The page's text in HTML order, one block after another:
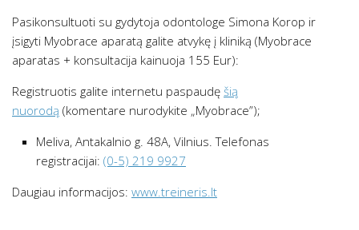
Pasikonsultuoti su gydytoja odontologe Simona Korop ir
įsigyti Myobrace aparatą galite atvykę į kliniką (Myobrace
aparatas + konsultacija kainuoja 155 Eur):
Registruotis galite internetu paspaudę šią
nuorodą (komentare nurodykite „Myobrace”);
Meliva, Antakalnio g. 48A, Vilnius. Telefonas
registracijai: (0-5) 219 9927
Daugiau informacijos: www.treineris.lt